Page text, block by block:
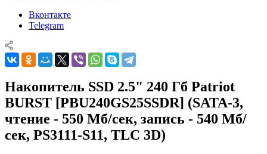
Вконтакте
Telegram
Накопитель SSD 2.5" 240 Гб Patriot
BURST [PBU240GS25SSDR] (SATA-3,
чтение - 550 Мб/сек, запись - 540 Мб/
сек, PS3111-S11, TLC 3D)